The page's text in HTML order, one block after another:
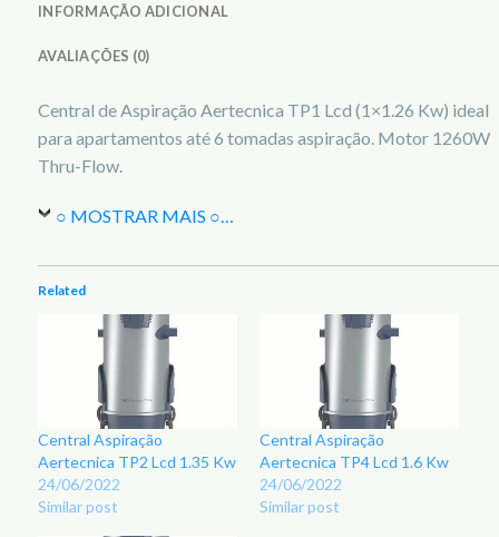
INFORMAÇÃO ADICIONAL
AVALIAÇÕES (0)
Central de Aspiração Aertecnica TP1 Lcd (1×1.26 Kw) ideal
para apartamentos até 6 tomadas aspiração. Motor 1260W
Thru-Flow.
○ MOSTRAR MAIS ○…
Related
Central Aspiração
Aertecnica TP2 Lcd 1.35 Kw
24/06/2022
Similar post
Central Aspiração
Aertecnica TP4 Lcd 1.6 Kw
24/06/2022
Similar post